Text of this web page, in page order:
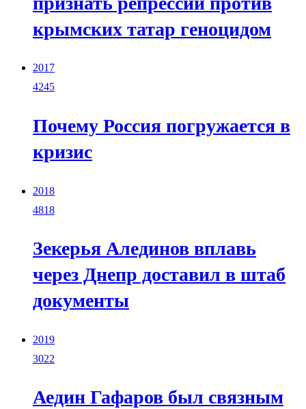
крымских татар геноцидом
2017
4245
Почему Россия погружается в
кризис
2018
4818
Зекерья Алединов вплавь
через Днепр доставил в штаб
документы
2019
3022
Аедин Гафаров был связным